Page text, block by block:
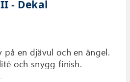
- Dekal
en djävul och en ängel.
och snygg finish.